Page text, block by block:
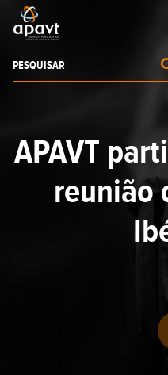
APAVT
reunião